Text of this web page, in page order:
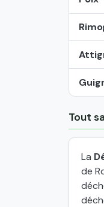
Tout
La
de